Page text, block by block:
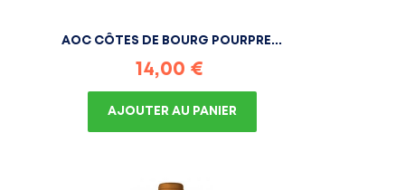
AOC CÔTES DE BOURG POURPRE...
Prix
14,00 €
AJOUTER AU PANIER